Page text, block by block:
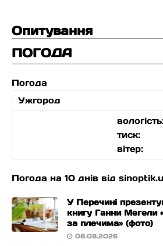
Опитування
ПОГОДА
Погода
Ужгород
тиск:
вітер:
Погода на 10 днів від
У Перечині
книгу Ганни Мегели
за плечима» (фото)
08.08.2026